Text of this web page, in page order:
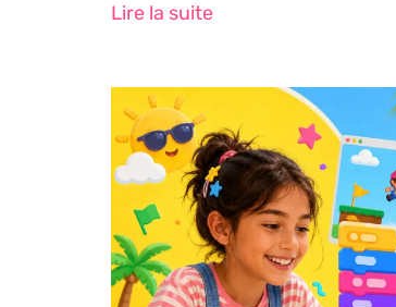
Lire la suite